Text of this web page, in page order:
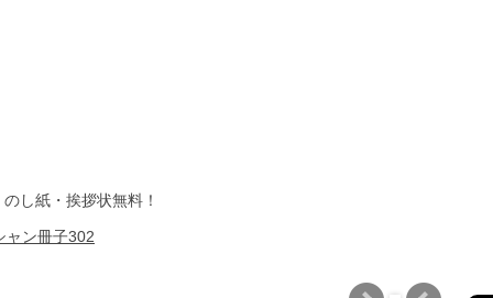
し紙・挨拶状無料！
ャン冊子302